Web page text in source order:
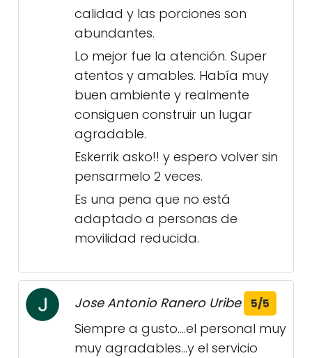
calidad y las porciones son
abundantes.
Lo mejor fue la atención. Super
atentos y amables. Había muy
buen ambiente y realmente
consiguen construir un lugar
agradable.
Eskerrik asko!! y espero volver sin
pensarmelo 2 veces.
Es una pena que no está
adaptado a personas de
movilidad reducida.
Jose Antonio Ranero Uribe 5/5
Siempre a gusto....el personal muy
muy agradables...y el servicio